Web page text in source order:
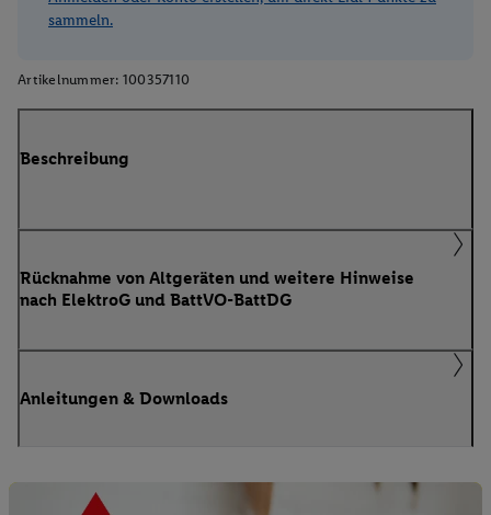
sammeln.
Artikelnummer: 100357110
Beschreibung
Rücknahme von Altgeräten und weitere Hinweise
nach ElektroG und BattVO-BattDG
Anleitungen & Downloads